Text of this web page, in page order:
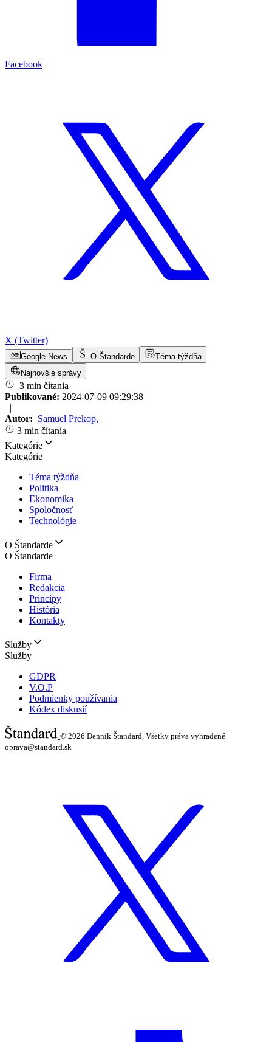
Facebook
X (Twitter)
Google News O Štandarde
Téma týždňa
Najnovšie správy
3 min čítania
Publikované: 2024-07-09 09:29:38
|
Autor: Samuel Prekop,
3 min čítania
Kategórie
Kategórie
Téma týždňa
Politika
Ekonomika
Spoločnosť
Technológie
O Štandarde
O Štandarde
Firma
Redakcia
Princípy
História
Kontakty
Služby
Služby
GDPR
V.O.P
Podmienky používania
Kódex diskusií
© 2026 Denník Štandard, Všetky práva vyhradené |
oprava@standard.sk